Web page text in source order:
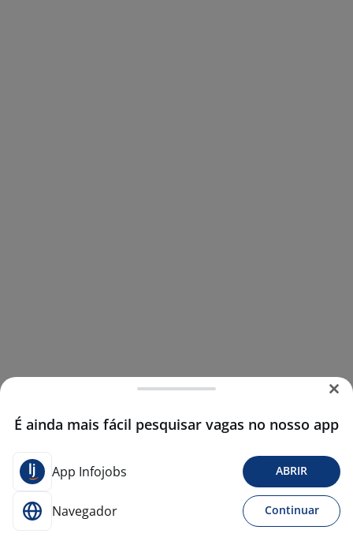
É ainda mais fácil pesquisar vagas no nosso app
App Infojobs ABRIR
Navegador Continuar